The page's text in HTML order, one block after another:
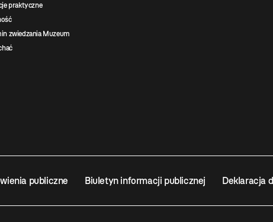
praktyczne
zwiedzania Muzeum
publiczne Biuletyn informacji publicznej Deklaracja